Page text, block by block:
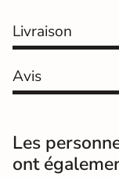
Bords
Finition
Résistant au Gel
Livraison
Avis
Les
ont